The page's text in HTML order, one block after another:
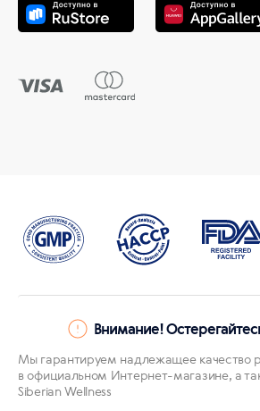
Внимание!
Мы гарантируем надлежащее качество
в официальном Интернет-магазине, а
Siberian Wellness